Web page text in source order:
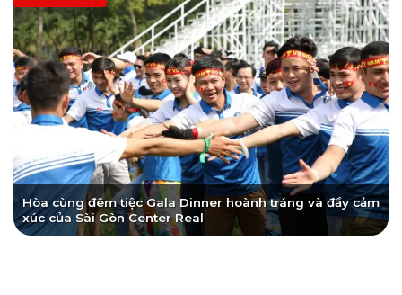
Hòa cùng đêm tiệc Gala Dinner hoành tráng và đầy cảm
xúc của Sài Gòn Center Real